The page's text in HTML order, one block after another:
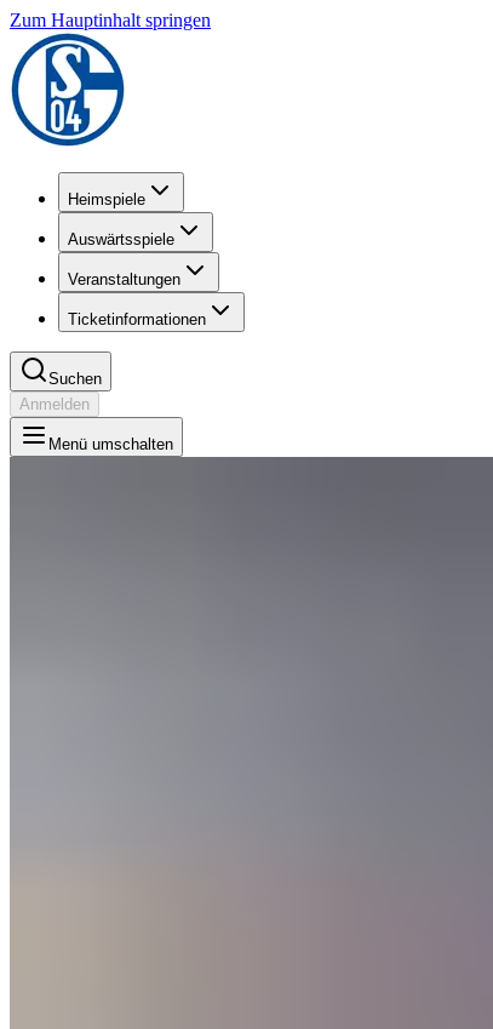
Zum Hauptinhalt springen
Heimspiele
Auswärtsspiele
Veranstaltungen
Ticketinformationen
Suchen
Anmelden
Menü umschalten